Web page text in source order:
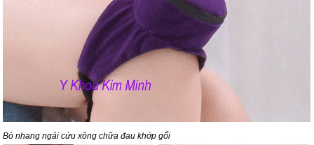
Bó nhang ngải cứu xông chữa đau khớp gối